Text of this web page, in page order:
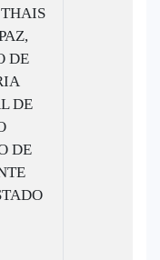
DE
DE
DE